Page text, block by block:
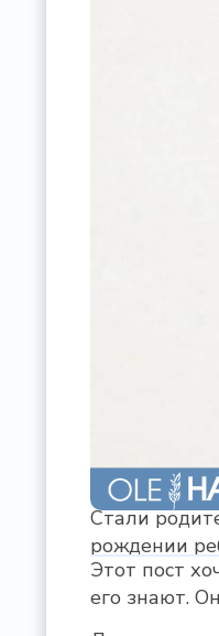
Стали
рождении
Этот пост
его знают.